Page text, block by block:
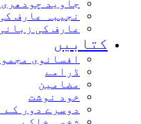
جاوید
نجیبہ عارف
عارف کی
کتابیں
افسانوی
ڈرامے
مضامین
خود نوشت
دوسرے دور کے
شخصی خاکے